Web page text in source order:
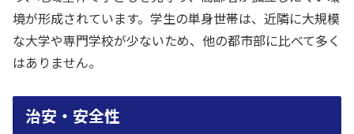
境が形成されています。学生の単身世帯は、近隣に大規模
な大学や専門学校が少ないため、他の都市部に比べて多く
はありません。
治安・安全性